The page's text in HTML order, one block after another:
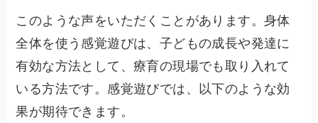
このような声をいただくことがあります。身体
全体を使う感覚遊びは、子どもの成長や発達に
有効な方法として、療育の現場でも取り入れて
いる方法です。感覚遊びでは、以下のような効
果が期待できます。